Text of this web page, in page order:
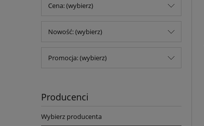
Cena: (wybierz)
Nowość: (wybierz)
Promocja: (wybierz)
Producenci
Wybierz producenta